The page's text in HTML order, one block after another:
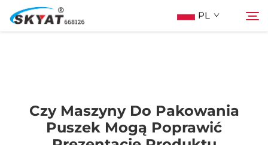
PL
Maszyna Do Pakowania Termościskanego
Czy Maszyny Do Pakowania
Puszek Mogą Poprawić